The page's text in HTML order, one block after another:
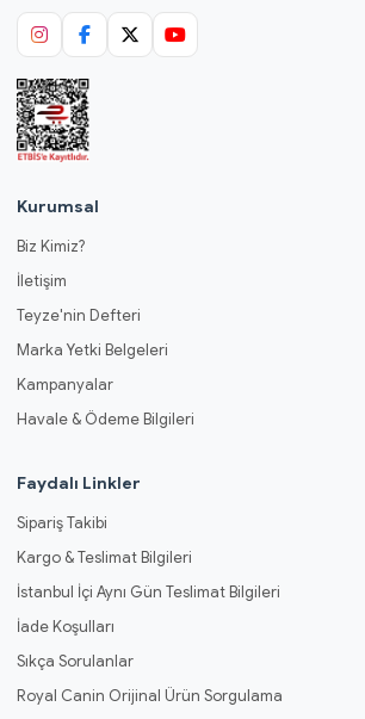
Kurumsal
Biz Kimiz?
İletişim
Teyze'nin Defteri
Marka Yetki Belgeleri
Kampanyalar
Havale & Ödeme Bilgileri
Faydalı Linkler
Sipariş Takibi
Kargo & Teslimat Bilgileri
İstanbul İçi Aynı Gün Teslimat Bilgileri
İade Koşulları
Sıkça Sorulanlar
Royal Canin Orijinal Ürün Sorgulama